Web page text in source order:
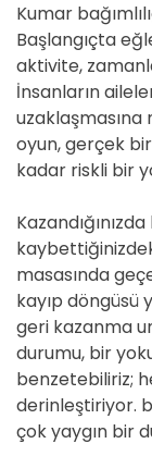
Kumar
Başlangıçta
aktivite,
İnsanların
oyun, gerçek
kadar riskli bir
masasında
kayıp döngüsü
geri kazanma
durumu, bir
benzetebiliriz;
derinleştiriyor.
çok yaygın bir